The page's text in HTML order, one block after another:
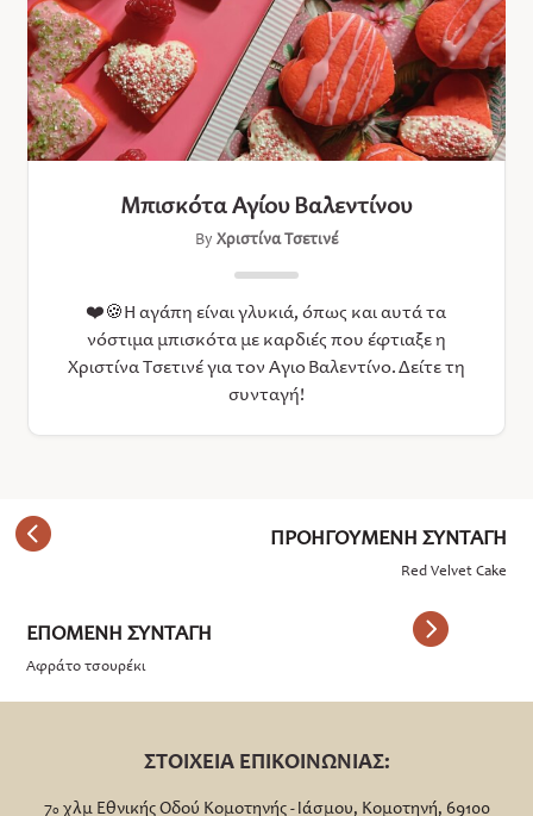
Μπισκότα Αγίου Βαλεντίνου
By Χριστίνα Τσετινέ
❤️🍪Η αγάπη είναι γλυκιά, όπως και αυτά τα
νόστιμα μπισκότα με καρδιές που έφτιαξε η
Χριστίνα Τσετινέ για τον Άγιο Βαλεντίνο. Δείτε τη
συνταγή!
Red Velvet Cake
Αφράτο τσουρέκι
ΣΤΟΙΧΕΙΑ ΕΠΙΚΟΙΝΩΝΙΑΣ:
7ο χλμ Εθνικής Οδού Κομοτηνής - Ιάσμου, Κομοτηνή, 69100